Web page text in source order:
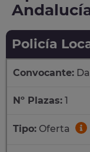
Policía
Convocante:
Nº Plazas: 1
Tipo: Oferta